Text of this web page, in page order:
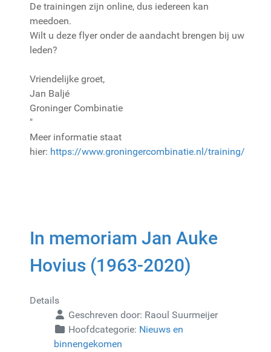
De trainingen zijn online, dus iedereen kan
meedoen.
Wilt u deze flyer onder de aandacht brengen bij uw
leden?
Vriendelijke groet,
Jan Baljé
Groninger Combinatie
"
Meer informatie staat
hier: https://www.groningercombinatie.nl/training/
In memoriam Jan Auke
Hovius (1963-2020)
Details
Geschreven door: Raoul Suurmeijer
Hoofdcategorie: Nieuws en
binnengekomen